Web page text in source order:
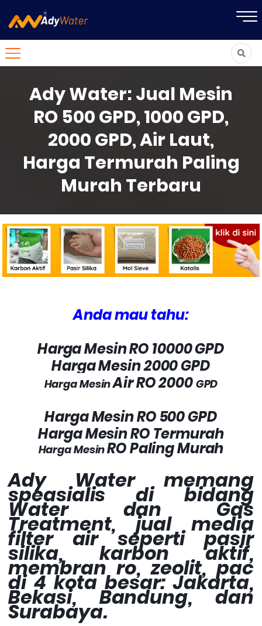
Ady Water: Jual Mesin
RO 500 GPD, 1000 GPD,
2000 GPD, Air Laut,
Harga Termurah Paling
Murah Terbaru
Anda mau tahu:
Harga Mesin RO 10000 GPD
Harga Mesin2000GPD
Harga MesinAir RO 2000 GPD
Harga MesinRO 500GPD
Harga MesinRO Termurah
Harga MesinRO Paling Murah
Ady Water memang
speasialis di bidang
Water dan Gas
Treatment, jual media
filter air seperti pasir
silika, karbon aktif,
membran ro, zeolit, pac
di 4 kota besar: Jakarta,
Bekasi, Bandung, dan
Surabaya.